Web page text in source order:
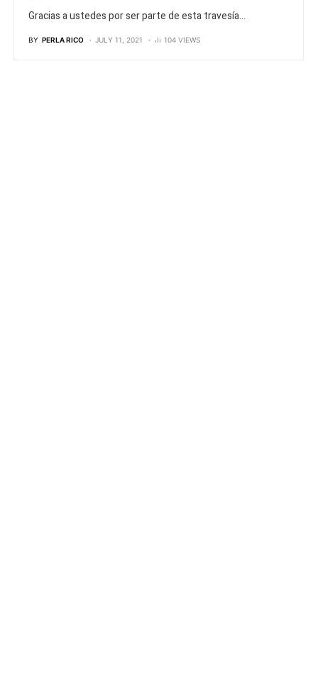
Gracias a ustedes por ser parte de esta travesía...
BY PERLA RICO JULY 11, 2021 104 VIEWS